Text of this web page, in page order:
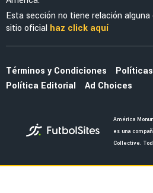
LIGA MX
¿Quién es Sarah Luebbert?